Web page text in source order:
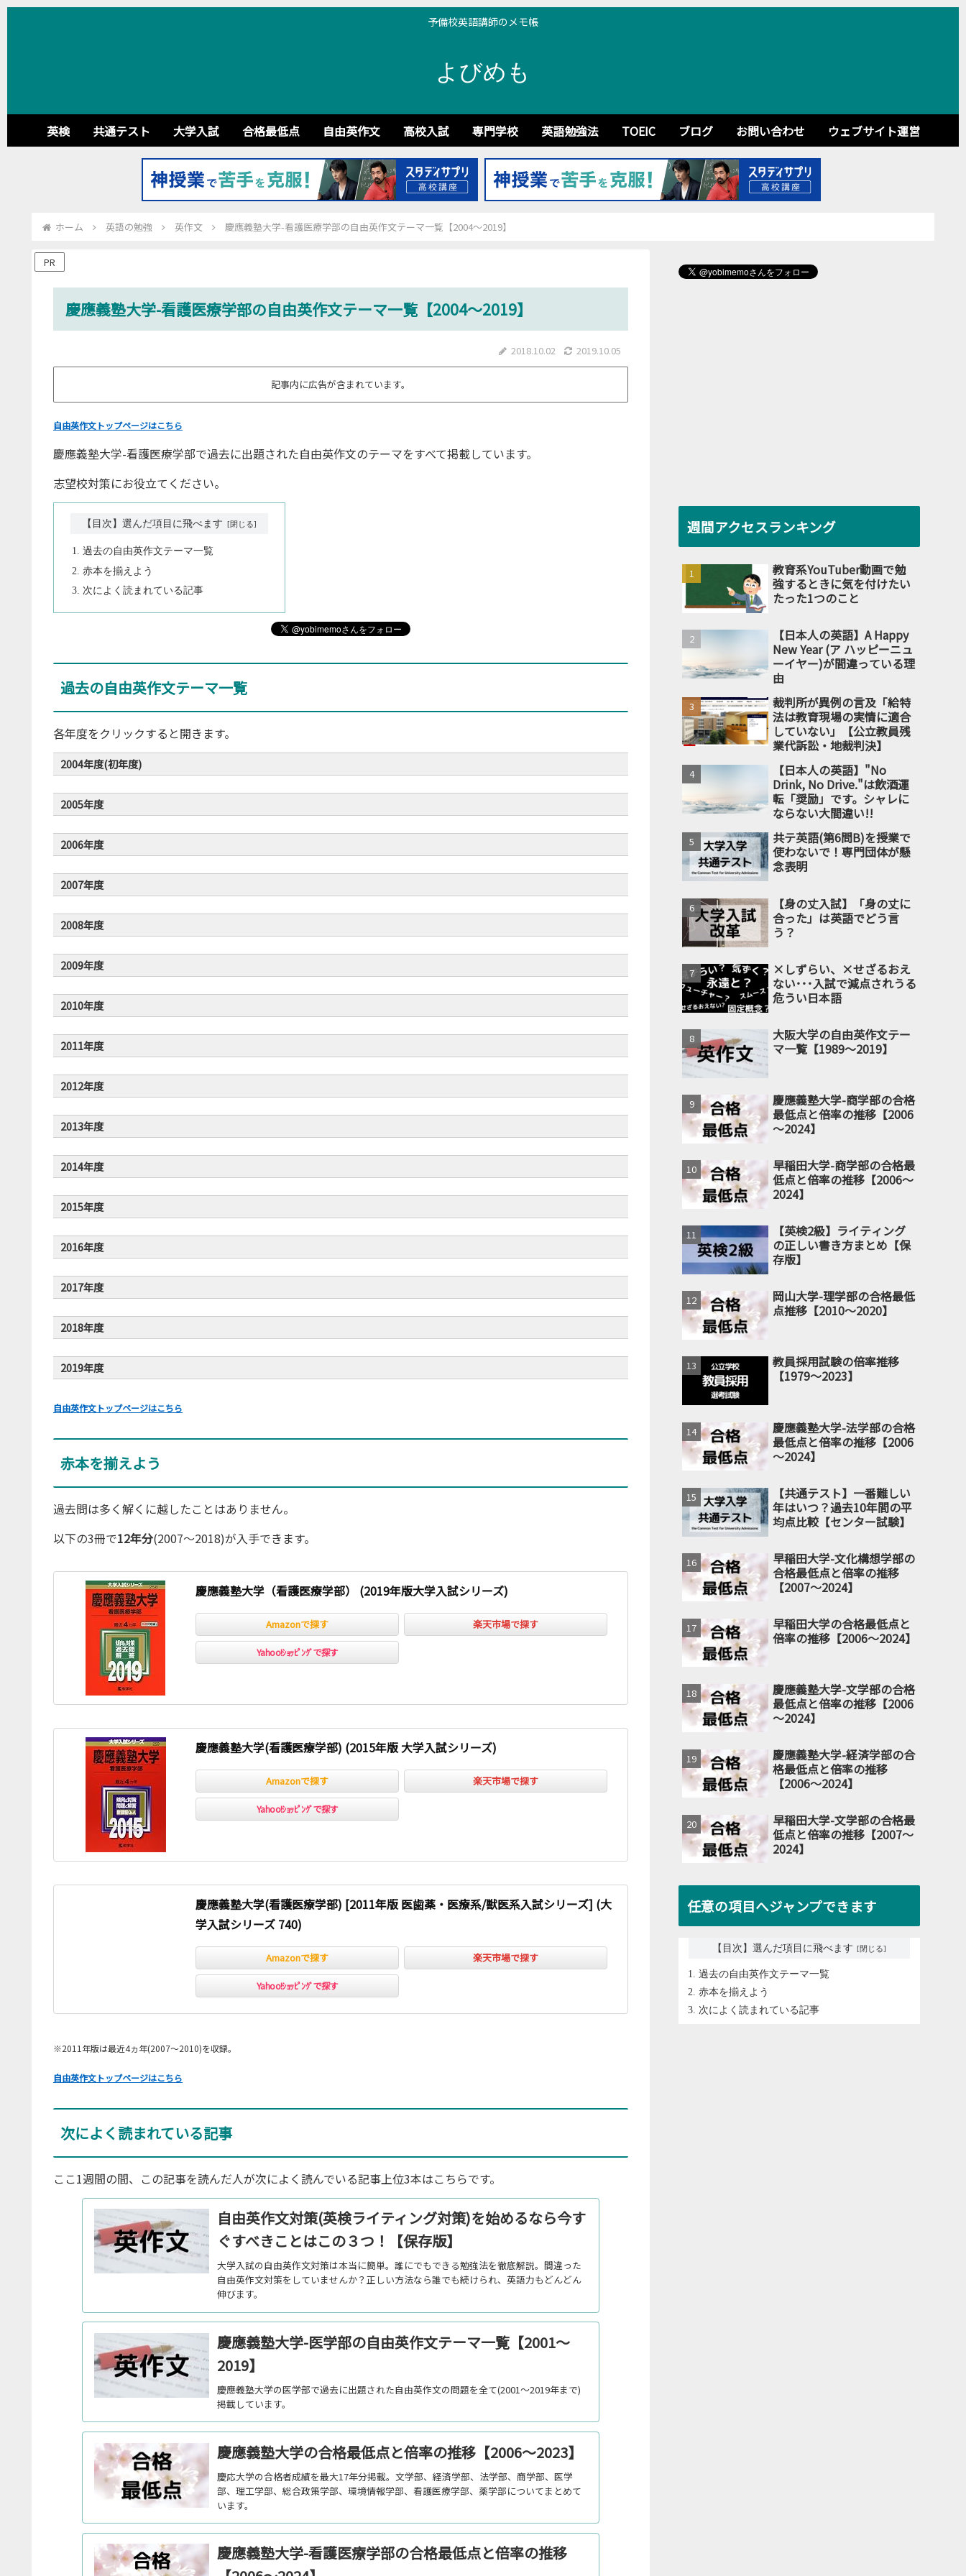
予備校英語講師のメモ帳
よびめも
英検 共通テスト 大学入試 合格最低点 自由英作文 高校入試 専門学校 英語勉強法 TOEIC ブログ お問い合わせ ウェブサイト運営
ホーム 英語の勉強 英作文 慶應義塾大学-看護医療学部の自由英作文テーマ一覧【2004～2019】
PR
慶應義塾大学-看護医療学部の自由英作文テーマ一覧【2004～2019】
2018.10.02 2019.10.05
記事内に広告が含まれています。
自由英作文トップページはこちら
慶應義塾大学-看護医療学部で過去に出題された自由英作文のテーマをすべて掲載しています。
志望校対策にお役立てください。
【目次】選んだ項目に飛べます
過去の自由英作文テーマ一覧
赤本を揃えよう
次によく読まれている記事
過去の自由英作文テーマ一覧
各年度をクリックすると開きます。
2004年度(初年度)
2005年度
2006年度
2007年度
2008年度
2009年度
2010年度
2011年度
2012年度
2013年度
2014年度
2015年度
2016年度
2017年度
2018年度
2019年度
自由英作文トップページはこちら
赤本を揃えよう
過去問は多く解くに越したことはありません。
以下の3冊で12年分(2007～2018)が入手できます。
慶應義塾大学（看護医療学部） (2019年版大学入試シリーズ)
Amazonで探す 楽天市場で探す
Yahoo!ｼｮｯﾋﾟﾝｸﾞで探す
慶應義塾大学(看護医療学部) (2015年版 大学入試シリーズ)
Amazonで探す 楽天市場で探す
Yahoo!ｼｮｯﾋﾟﾝｸﾞで探す
慶應義塾大学(看護医療学部) [2011年版 医歯薬・医療系/獣医系入試シリーズ] (大
学入試シリーズ 740)
Amazonで探す 楽天市場で探す
Yahoo!ｼｮｯﾋﾟﾝｸﾞで探す
※2011年版は最近4ヵ年(2007～2010)を収録。
自由英作文トップページはこちら
次によく読まれている記事
ここ1週間の間、この記事を読んだ人が次によく読んでいる記事上位3本はこちらです。
自由英作文対策(英検ライティング対策)を始めるなら今す
ぐすべきことはこの３つ！【保存版】
大学入試の自由英作文対策は本当に簡単。誰にでもできる勉強法を徹底解説。間違った
自由英作文対策をしていませんか？正しい方法なら誰でも続けられ、英語力もどんどん
伸びます。
慶應義塾大学-医学部の自由英作文テーマ一覧【2001～
2019】
慶應義塾大学の医学部で過去に出題された自由英作文の問題を全て(2001～2019年まで)
掲載しています。
慶應義塾大学の合格最低点と倍率の推移【2006～2023】
慶応大学の合格者成績を最大17年分掲載。文学部、経済学部、法学部、商学部、医学
部、理工学部、総合政策学部、環境情報学部、看護医療学部、薬学部についてまとめて
います。
慶應義塾大学-看護医療学部の合格最低点と倍率の推移
週間アクセスランキング
教育系YouTuber動画で勉
強するときに気を付けたい
たった1つのこと
【日本人の英語】A Happy
New Year (ア ハッピーニュ
ーイヤー)が間違っている理
由
裁判所が異例の言及「給特
法は教育現場の実情に適合
していない」【公立教員残
業代訴訟・地裁判決】
【日本人の英語】"No
Drink, No Drive."は飲酒運
転「奨励」です。シャレに
ならない大間違い!!
共テ英語(第6問B)を授業で
使わないで！専門団体が懸
念表明
【身の丈入試】「身の丈に
合った」は英語でどう言
う？
×しずらい、×せざるおえ
ない･･･入試で減点されうる
危うい日本語
大阪大学の自由英作文テー
マ一覧【1989～2019】
慶應義塾大学-商学部の合格
最低点と倍率の推移【2006
～2024】
早稲田大学-商学部の合格最
低点と倍率の推移【2006～
2024】
【英検2級】ライティング
の正しい書き方まとめ【保
存版】
岡山大学-理学部の合格最低
点推移【2010～2020】
教員採用試験の倍率推移
【1979～2023】
慶應義塾大学-法学部の合格
最低点と倍率の推移【2006
～2024】
【共通テスト】一番難しい
年はいつ？過去10年間の平
均点比較【センター試験】
早稲田大学-文化構想学部の
合格最低点と倍率の推移
【2007～2024】
早稲田大学の合格最低点と
倍率の推移【2006～2024】
慶應義塾大学-文学部の合格
最低点と倍率の推移【2006
～2024】
慶應義塾大学-経済学部の合
格最低点と倍率の推移
【2006～2024】
早稲田大学-文学部の合格最
低点と倍率の推移【2007～
2024】
任意の項目へジャンプできます
【目次】選んだ項目に飛べます
過去の自由英作文テーマ一覧
赤本を揃えよう
次によく読まれている記事